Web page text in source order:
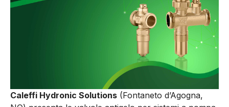
Caleffi Hydronic Solutions (Fontaneto d’Agogna,